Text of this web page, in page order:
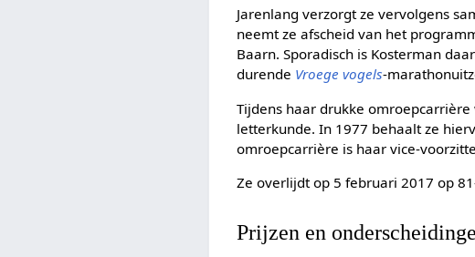
Jarenlang verzorgt ze vervolgens
neemt ze afscheid van het
Baarn. Sporadisch is Kosterman
durende Vroege vogels-
Tijdens haar drukke
letterkunde. In 1977 behaalt ze
omroepcarrière is haar vice-
Ze overlijdt op 5 februari 2017 op
Prijzen en